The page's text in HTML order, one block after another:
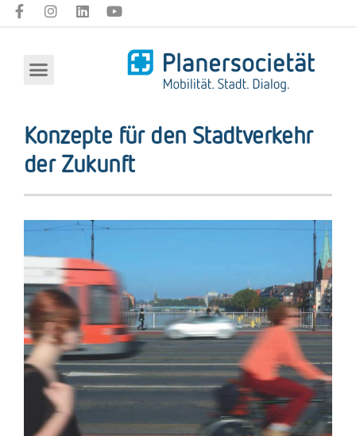
Konzepte für den Stadtverkehr
der Zukunft